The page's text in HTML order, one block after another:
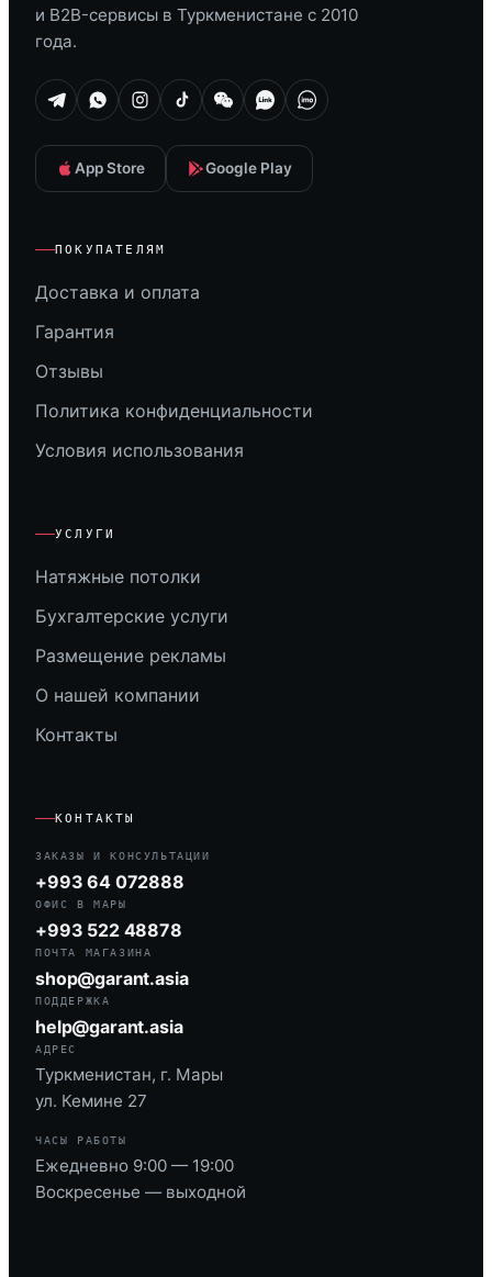
и B2B-сервисы в Туркменистане с 2010
года.
App Store Google Play
ПОКУПАТЕЛЯМ
Доставка и оплата
Гарантия
Отзывы
Политика конфиденциальности
Условия использования
УСЛУГИ
Натяжные потолки
Бухгалтерские услуги
Размещение рекламы
О нашей компании
Контакты
КОНТАКТЫ
ЗАКАЗЫ И КОНСУЛЬТАЦИИ
+993 64 072888
ОФИС В МАРЫ
+993 522 48878
ПОЧТА МАГАЗИНА
shop@garant.asia
ПОДДЕРЖКА
help@garant.asia
АДРЕС
Туркменистан, г. Мары
ул. Кемине 27
ЧАСЫ РАБОТЫ
Ежедневно 9:00 — 19:00
Воскресенье — выходной